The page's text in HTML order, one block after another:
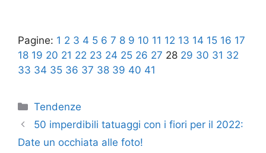
Pagine: 1 2 3 4 5 6 7 8 9 10 11 12 13 14 15 16 17
18 19 20 21 22 23 24 25 26 27 28 29 30 31 32
33 34 35 36 37 38 39 40 41
Categorie
Tendenze
50 imperdibili tatuaggi con i fiori per il 2022:
Date un occhiata alle foto!